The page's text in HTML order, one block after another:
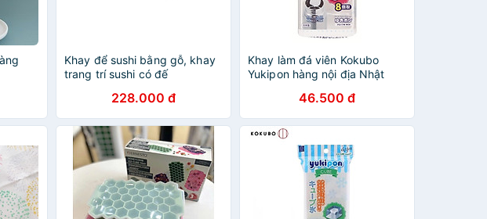
Khay để sushi bằng gỗ, khay
trang trí sushi có đế
228.000 đ
Khay làm đá viên Kokubo
Yukipon hàng nội địa Nhật
46.500 đ